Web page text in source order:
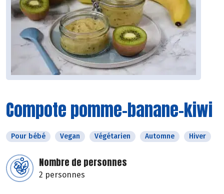
Compote pomme-banane-kiwi
Pour bébé Vegan Végétarien Automne Hiver
Nombre de personnes
2 personnes